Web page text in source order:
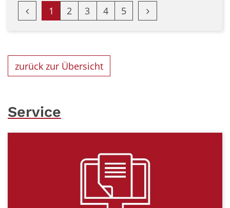
Vorherige Seite
1 2 3 4 5 Nächste Seite
zurück zur Übersicht
Service